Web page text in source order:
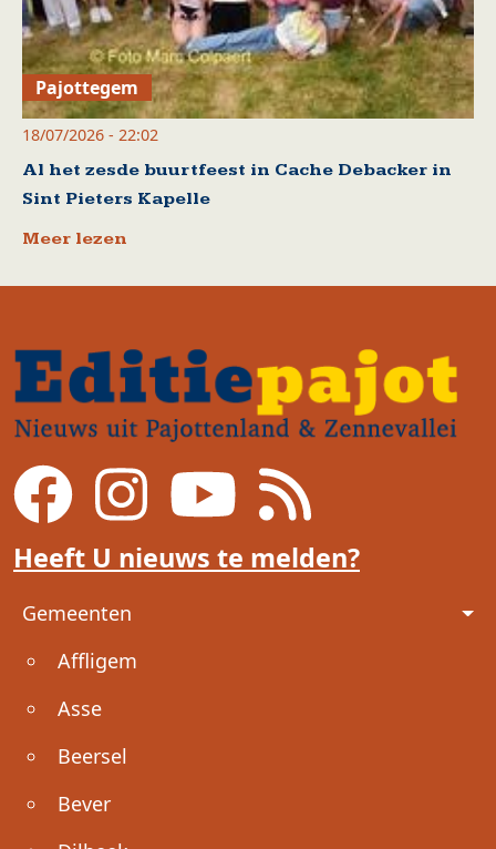
Pajottegem
18/07/2026 - 22:02
Al het zesde buurtfeest in Cache Debacker in
Sint Pieters Kapelle
Meer lezen
Heeft U nieuws te melden?
Voet
Gemeenten
Affligem
Asse
Beersel
Bever